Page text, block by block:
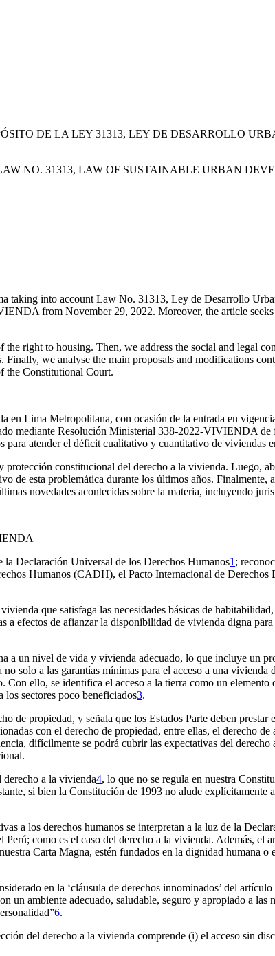
DE LA LEY 31313, LEY DE DESARROLLO
NO. 31313, LAW OF SUSTAINABLE URBAN
taking into account Law No. 31313, Ley de Desarrollo
from November 29, 2022. Moreover, the article
right to housing. Then, we address the social and legal
Finally, we analyse the main proposals and modifications
the Constitutional Court.
Lima Metropolitana, con ocasión de la entrada en
mediante Resolución Ministerial 338-2022-VIVIENDA de
atender el déficit cualitativo y cuantitativo de viviendas
constitucional del derecho a la vivienda. Luego,
de esta problemática durante los últimos años. Finalmente,
novedades acontecidas sobre la materia, incluyendo
la Declaración Universal de los Derechos Humanos1 ;
Humanos (CADH), el Pacto Internacional de
que satisfaga las necesidades básicas de
efectos de afianzar la disponibilidad de vivienda digna
un nivel de vida y vivienda adecuado, lo que incluye un
solo a las garantías mínimas para el acceso a una vivienda
ello, se identifica el acceso a la tierra como un elemento
los sectores poco beneficiados3.
propiedad, y señala que los Estados Parte deben prestar
con el derecho de propiedad, entre ellas, el derecho
difícilmente se podrá cubrir las expectativas del
a la vivienda4, lo que no se regula en nuestra
si bien la Constitución de 1993 no alude
a los derechos humanos se interpretan a la luz de la
como es el caso del derecho a la vivienda. Además,
Carta Magna, estén fundados en la dignidad humana
en la ‘cláusula de derechos innominados’ del
ambiente adecuado, saludable, seguro y apropiado a las
6.
del derecho a la vivienda comprende (i) el acceso sin